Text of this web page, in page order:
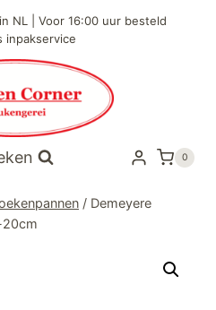
NL | Voor 16:00 uur besteld
inpakservice
0
/ Demeyere